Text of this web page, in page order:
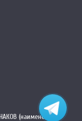
(наименований